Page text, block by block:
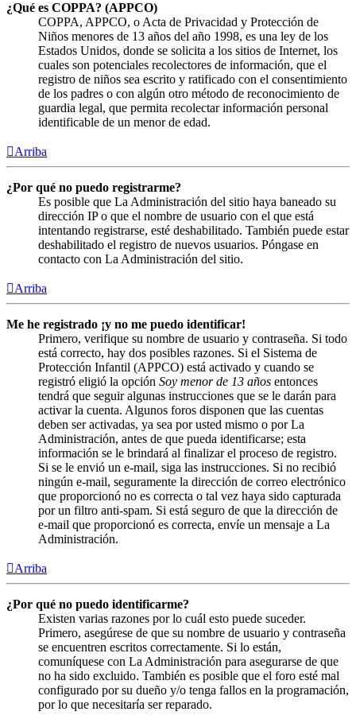
¿Qué es COPPA? (APPCO)
COPPA, APPCO, o Acta de Privacidad y Protección de
Niños menores de 13 años del año 1998, es una ley de los
Estados Unidos, donde se solicita a los sitios de Internet, los
cuales son potenciales recolectores de información, que el
registro de niños sea escrito y ratificado con el consentimiento
de los padres o con algún otro método de reconocimiento de
guardia legal, que permita recolectar información personal
identificable de un menor de edad.
Arriba
¿Por qué no puedo registrarme?
Es posible que La Administración del sitio haya baneado su
dirección IP o que el nombre de usuario con el que está
intentando registrarse, esté deshabilitado. También puede estar
deshabilitado el registro de nuevos usuarios. Póngase en
contacto con La Administración del sitio.
Arriba
Me he registrado ¡y no me puedo identificar!
Primero, verifique su nombre de usuario y contraseña. Si todo
está correcto, hay dos posibles razones. Si el Sistema de
Protección Infantil (APPCO) está activado y cuando se
registró eligió la opción Soy menor de 13 años entonces
tendrá que seguir algunas instrucciones que se le darán para
activar la cuenta. Algunos foros disponen que las cuentas
deben ser activadas, ya sea por usted mismo o por La
Administración, antes de que pueda identificarse; esta
información se le brindará al finalizar el proceso de registro.
Si se le envió un e-mail, siga las instrucciones. Si no recibió
ningún e-mail, seguramente la dirección de correo electrónico
que proporcionó no es correcta o tal vez haya sido capturada
por un filtro anti-spam. Si está seguro de que la dirección de
e-mail que proporcionó es correcta, envíe un mensaje a La
Administración.
Arriba
¿Por qué no puedo identificarme?
Existen varias razones por lo cuál esto puede suceder.
Primero, asegúrese de que su nombre de usuario y contraseña
se encuentren escritos correctamente. Si lo están,
comuníquese con La Administración para asegurarse de que
no ha sido excluido. También es posible que el foro esté mal
configurado por su dueño y/o tenga fallos en la programación,
por lo que necesitaría ser reparado.